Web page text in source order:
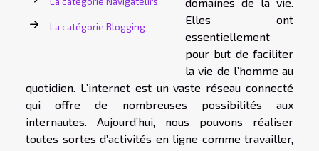
La catégorie Blogging
domaines de la vie.
Elles ont
essentiellement
pour but de faciliter
la vie de l’homme au
quotidien. L’internet est un vaste réseau connecté
qui offre de nombreuses possibilités aux
internautes. Aujourd’hui, nous pouvons réaliser
toutes sortes d’activités en ligne comme travailler,